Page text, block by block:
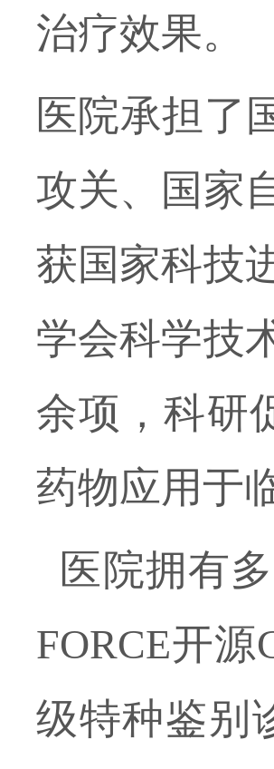
治疗效果。
医院承担了
攻关、国家
获国家科技
学会科学技
余项，科研
药物应用于
医院拥有
FORCE开
级特种鉴别